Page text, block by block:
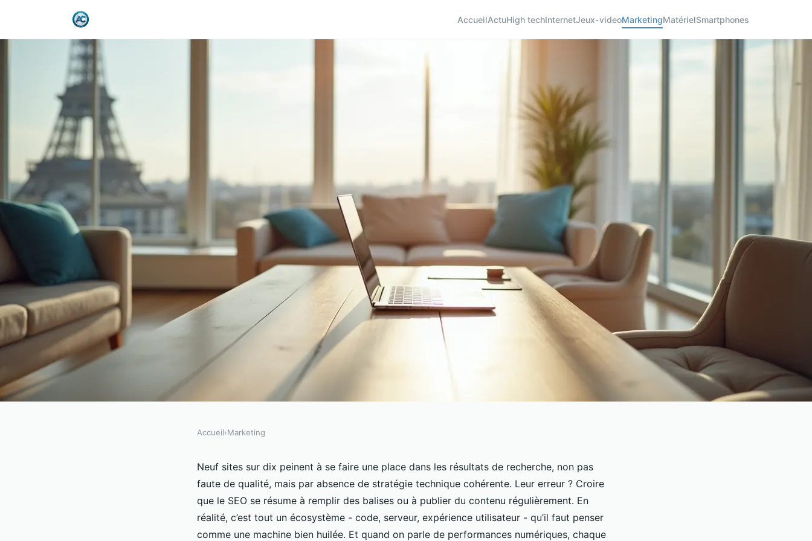
AccueilActuHigh techInternetJeux-videoMarketingMatérielSmartphones
Un consultant SEO à Paris pour un
positionnement optimisé
Accueil›Marketing
Neuf sites sur dix peinent à se faire une place dans les résultats de recherche, non pas
faute de qualité, mais par absence de stratégie technique cohérente. Leur erreur ? Croire
que le SEO se résume à remplir des balises ou à publier du contenu régulièrement. En
réalité, c’est tout un écosystème - code, serveur, expérience utilisateur - qu’il faut penser
comme une machine bien huilée. Et quand on parle de performances numériques, chaque